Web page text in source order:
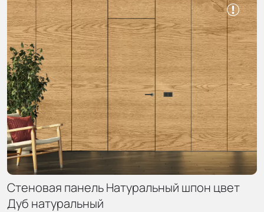
Стеновая панельНатуральный шпон цвет
Дуб натуральный